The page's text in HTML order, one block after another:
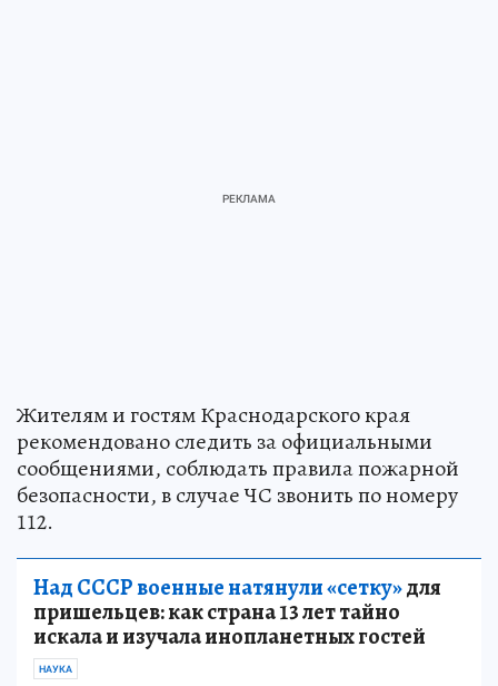
Жителям и гостям Краснодарского края
рекомендовано следить за официальными
сообщениями, соблюдать правила пожарной
безопасности, в случае ЧС звонить по номеру
112.
Над СССР военные натянули «сетку»для
пришельцев: как страна 13 лет тайно
искала и изучала инопланетных гостей
НАУКА